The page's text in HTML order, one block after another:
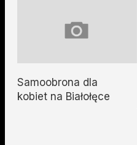
Samoobrona dla
kobiet na Białołęce